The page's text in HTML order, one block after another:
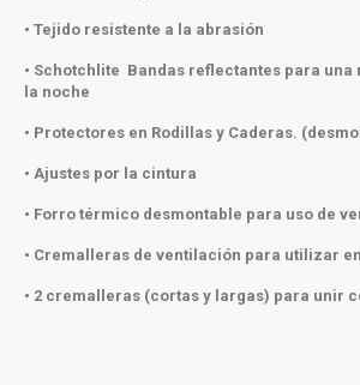
• Tejido resistente a la abrasión
• Schotchlite Bandas reflectantes para
la noche
• Protectores en Rodillas y Caderas.
• Ajustes por la cintura
• Forro térmico desmontable para uso de
• Cremalleras de ventilación para utilizar
• 2 cremalleras (cortas y largas) para unir